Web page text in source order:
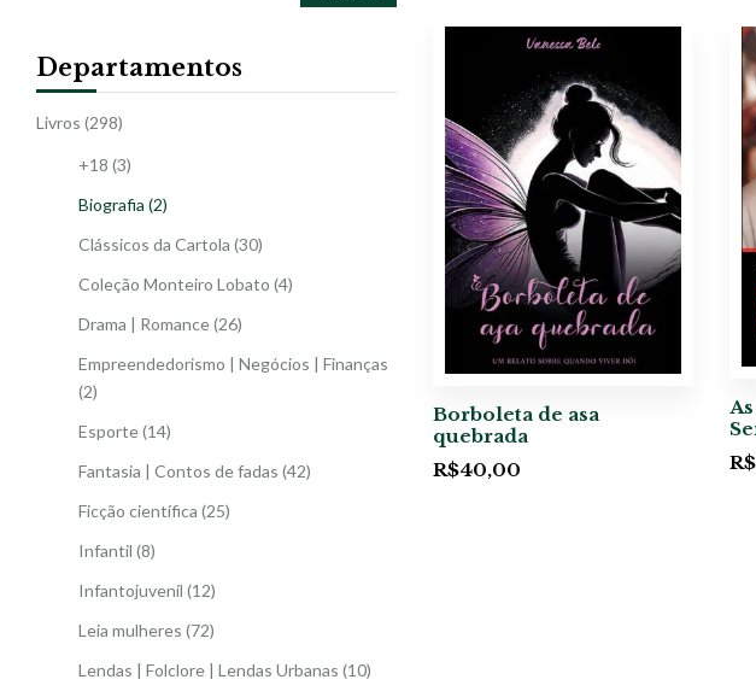
Departamentos
Livros (298)
+18 (3)
Biografia (2)
Clássicos da Cartola (30)
Coleção Monteiro Lobato (4)
Drama | Romance(26)
Empreendedorismo | Negócios | Finanças
(2)
Esporte(14)
Fantasia | Contos de fadas (42)
Ficção científica (25)
Infantil (8)
Infantojuvenil (12)
Leia mulheres (72)
Lendas | Folclore | Lendas Urbanas (10)
Borboleta de asa
quebrada
R$40,00
R$